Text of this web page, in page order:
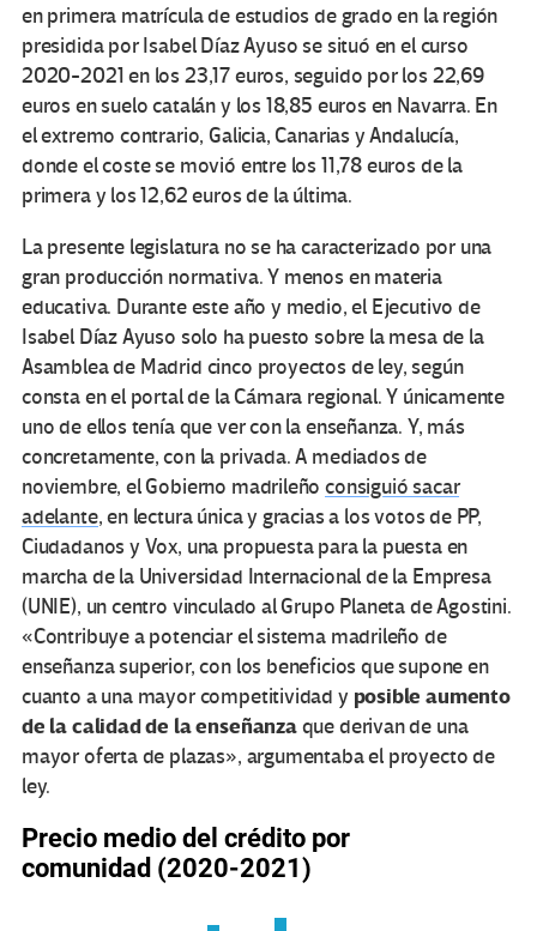
en primera matrícula de estudios de grado en la región
presidida por Isabel Díaz Ayuso se situó en el curso
2020-2021 en los 23,17 euros, seguido por los 22,69
euros en suelo catalán y los 18,85 euros en Navarra. En
el extremo contrario, Galicia, Canarias y Andalucía,
donde el coste se movió entre los 11,78 euros de la
primera y los 12,62 euros de la última.
La presente legislatura no se ha caracterizado por una
gran producción normativa. Y menos en materia
educativa. Durante este año y medio, el Ejecutivo de
Isabel Díaz Ayuso solo ha puesto sobre la mesa de la
Asamblea de Madrid cinco proyectos de ley, según
consta en el portal de la Cámara regional. Y únicamente
uno de ellos tenía que ver con la enseñanza. Y, más
concretamente, con la privada. A mediados de
noviembre, el Gobierno madrileñoconsiguió sacar
adelante, en lectura única y gracias a los votos de PP,
Ciudadanos y Vox, una propuesta para la puesta en
marcha de la Universidad Internacional de la Empresa
(UNIE), un centro vinculado al Grupo Planeta de Agostini.
«Contribuye a potenciar el sistema madrileño de
enseñanza superior, con los beneficios que supone en
cuanto a una mayor competitividad y posible aumento
de la calidad de la enseñanzaque derivan de una
mayor oferta de plazas», argumentaba el proyecto de
ley.